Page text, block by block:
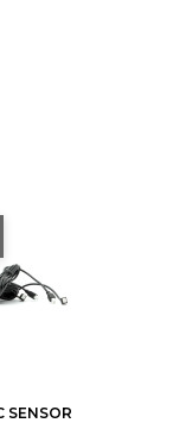
SENSOR